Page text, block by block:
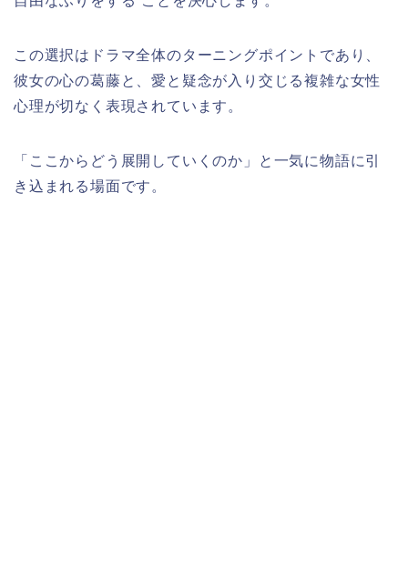
この選択はドラマ全体のターニングポイントであり、
彼女の心の葛藤と、愛と疑念が入り交じる複雑な女性
心理が切なく表現されています。
「ここからどう展開していくのか」と一気に物語に引
き込まれる場面です。